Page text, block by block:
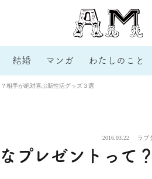
結婚 マンガ わたしのこと
相手が絶対喜ぶ新性活グッズ３選
2016.03.22 ラブ
プレゼントって